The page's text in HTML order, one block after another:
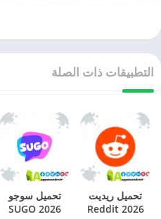
التطبيقات ذات الصلة
تحميل ريديت
2026 Reddit
تحميل سوجو
2026 SUGO